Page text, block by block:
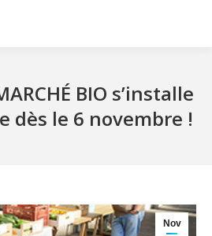
BIO s’installe
dès le 6 novembre !
Nov